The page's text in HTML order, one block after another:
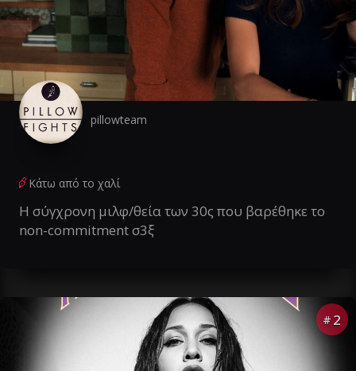
pillowteam
Κάτω από το χαλί
Η σύγχρονη μιλφ/θεία των 30ς που βαρέθηκε το
non-commitment σ3ξ
# 2